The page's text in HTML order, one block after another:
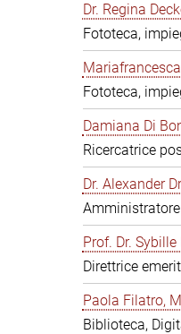
Dr. Regina
Fototeca,
Fototeca,
Damiana Di
Ricercatrice
Dr. Alexander
Prof. Dr.
Direttrice
Paola Filatro,
Biblioteca,